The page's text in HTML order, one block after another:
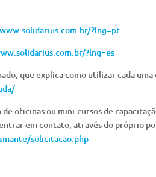
?lng=pt
?lng=es
que explica como utilizar cada
oficinas ou mini-cursos de
em contato, através do próprio
solicitacao.php